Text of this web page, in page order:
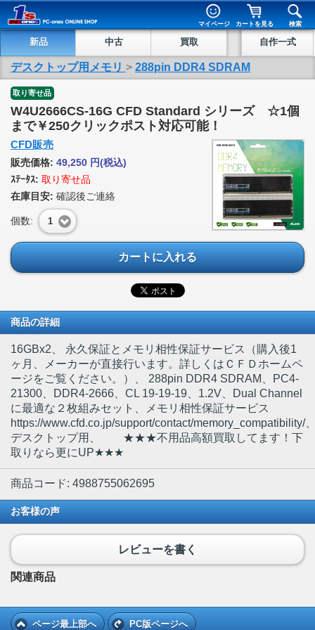
マイページ カートを見る 検索
新品 中古 買取 自作一式
デスクトップ用メモリ > 288pin DDR4 SDRAM
取り寄せ品
W4U2666CS-16G CFD Standard シリーズ ☆1個
まで￥250クリックポスト対応可能！
CFD販売
販売価格: 49,250 円(税込)
ｽﾃｰﾀｽ: 取り寄せ品
在庫目安: 確認後ご連絡
個数: 1
カートに入れる
商品の詳細
16GBx2 、 永久保証とメモリ相性保証サービス（購入後1
ヶ月、メーカーが直接行います。詳しくはＣＦＤホームペ
ージをご覧ください。）、 288pin DDR4 SDRAM、PC4-
21300、DDR4-2666、CL 19-19-19、1.2V、Dual Channel
に最適な２枚組みセット、メモリ相性保証サービス
https://www.cfd.co.jp/support/contact/memory_compatibility/
デスクトップ用、 ★★★不用品高額買取してます！下
取りなら更にUP★★★
商品コード: 4988755062695
お客様の声
レビューを書く
関連商品
ページ最上部へ PC版ページへ